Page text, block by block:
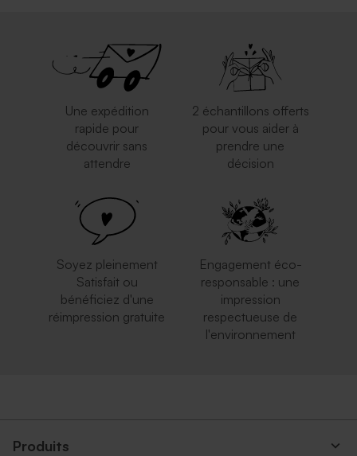
Une expédition
rapide pour
découvrir sans
attendre
2 échantillons offerts
pour vous aider à
prendre une
décision
Soyez pleinement
Satisfait ou
bénéficiez d'une
réimpression gratuite
Engagement éco-
responsable : une
impression
respectueuse de
l'environnement
Produits